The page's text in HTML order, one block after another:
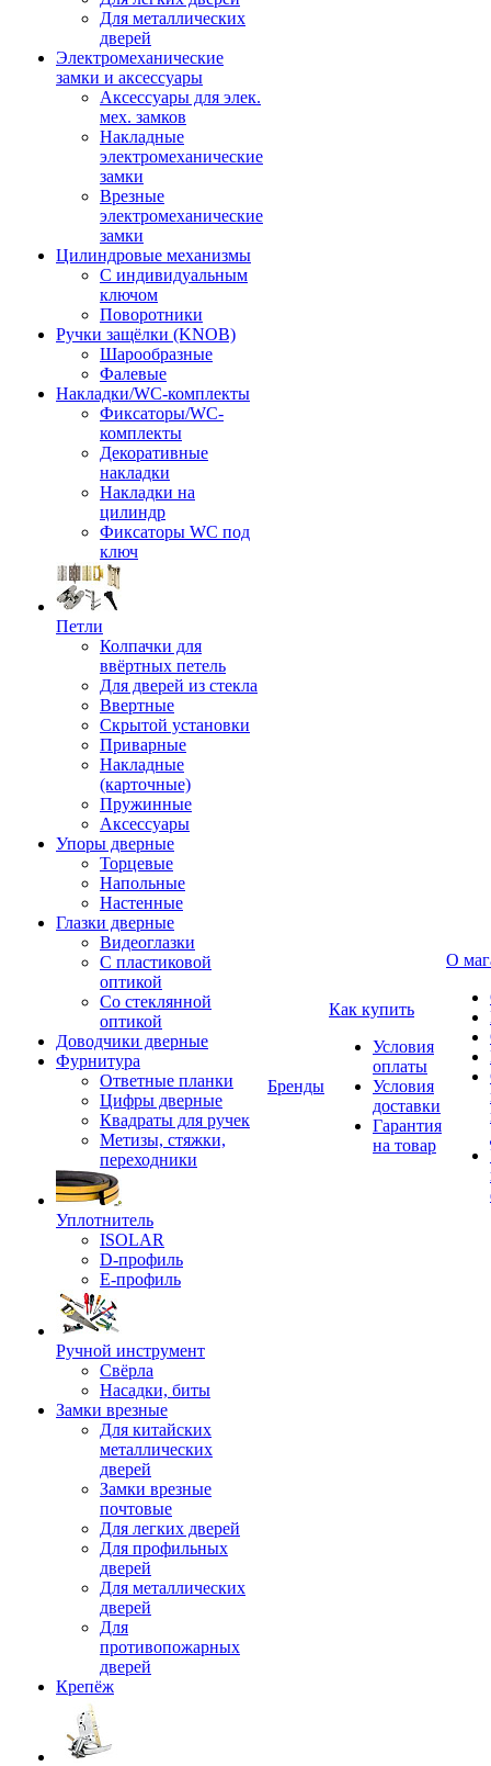
Для металлических
дверей
Электромеханические
замки и аксессуары
Аксессуары для элек.
мех. замков
Накладные
электромеханические
замки
Врезные
электромеханические
замки
Цилиндровые механизмы
С индивидуальным
ключом
Поворотники
Ручки защёлки (KNOB)
Шарообразные
Фалевые
Накладки/WC-комплекты
Фиксаторы/WC-
комплекты
Декоративные
накладки
Накладки на
цилиндр
Фиксаторы WC под
ключ
Петли
Колпачки для
ввёртных петель
Для дверей из стекла
Ввертные
Скрытой установки
Приварные
Накладные
(карточные)
Пружинные
Аксессуары
Упоры дверные
Торцевые
Напольные
Настенные
Глазки дверные
Видеоглазки
С пластиковой
оптикой
Со стеклянной
оптикой
Доводчики дверные
Фурнитура
Ответные планки
Цифры дверные
Квадраты для ручек
Метизы, стяжки,
переходники
Уплотнитель
ISOLAR
D-профиль
Е-профиль
Ручной инструмент
Свёрла
Насадки, биты
Замки врезные
Для китайских
металлических
дверей
Замки врезные
почтовые
Для легких дверей
Для профильных
дверей
Для металлических
дверей
Для
противопожарных
дверей
Крепёж
Бренды
Как купить
Условия
оплаты
Условия
доставки
Гарантия
на товар
О